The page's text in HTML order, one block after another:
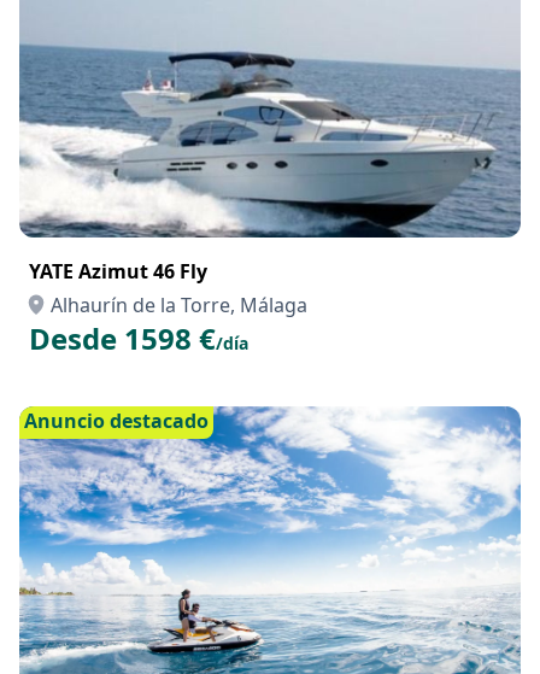
YATE Azimut 46 Fly
Alhaurín de la Torre, Málaga
Desde 1598 €/día
Anuncio destacado